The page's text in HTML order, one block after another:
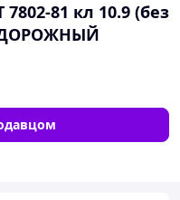
81 кл 10.9 (без
ДОРОЖНЫЙ